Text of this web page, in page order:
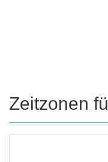
Zeitzonen